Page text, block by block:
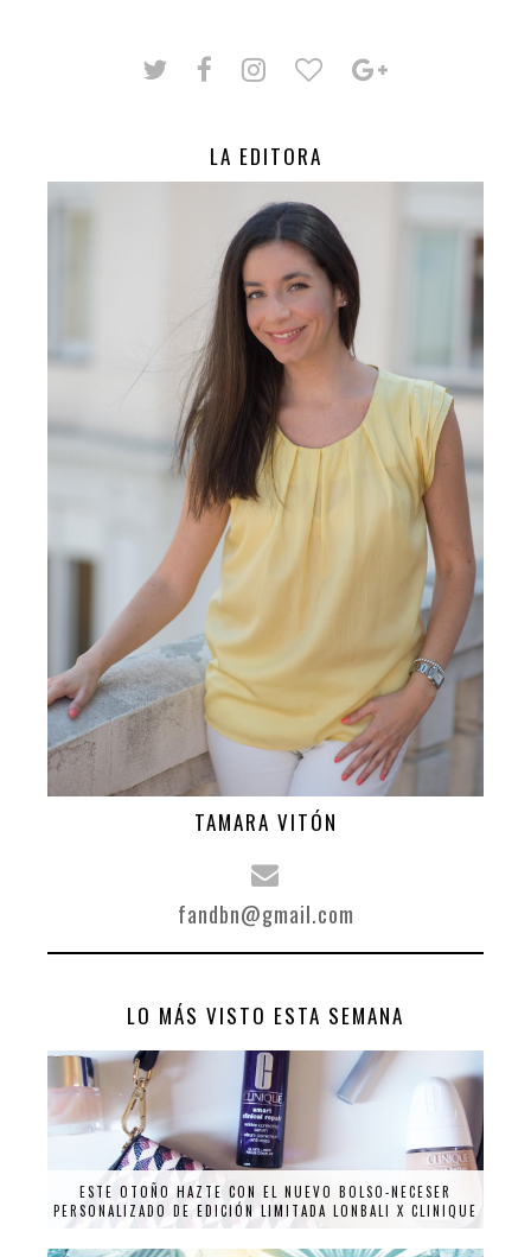
LA EDITORA
TAMARA VITÓN
fandbn@gmail.com
LO MÁS VISTO ESTA SEMANA
ESTE OTOÑO HAZTE CON EL NUEVO BOLSO-NECESER
PERSONALIZADO DE EDICIÓN LIMITADA LONBALI X CLINIQUE